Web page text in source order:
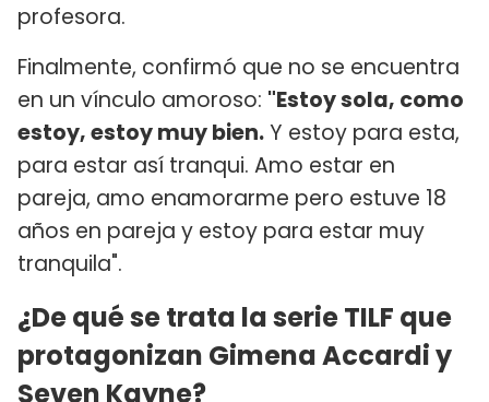
profesora.
Finalmente, confirmó que no se encuentra
en un vínculo amoroso: "Estoy sola, como
estoy, estoy muy bien.Y estoy para esta,
para estar así tranqui. Amo estar en
pareja, amo enamorarme pero estuve 18
años en pareja y estoy para estar muy
tranquila".
¿De qué se trata la serie TILF que
protagonizan Gimena Accardi y
Seven Kayne?